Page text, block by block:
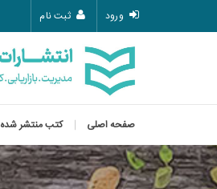
ورود ثبت نام
صفحه اصلی کتب منتشر شده